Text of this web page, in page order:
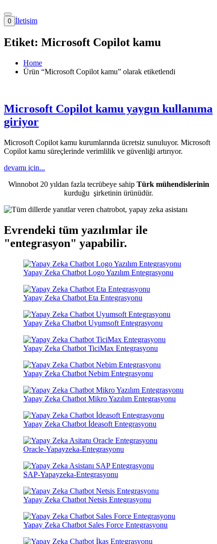
0 İletişim
Etiket: Microsoft Copilot kamu
Home
Ürün “Microsoft Copilot kamu” olarak etiketlendi
Microsoft Copilot kamu yaygın kullanıma
giriyor
Microsoft Copilot kamu kurumlarında ücretsiz sunuluyor. Microsoft
Copilot kamu süreçlerinde verimlilik ve güvenliği artırıyor.
devamı için...
Winnobot 20 yıldan fazla tecrübeye sahip Türk mühendislerinin
kurduğu şirketinin ürünüdür.
Evrendeki tüm yazılımlar ile
"entegrasyon" yapabilir.
Yapay Zeka Chatbot Logo Yazılım Entegrasyonu
Yapay Zeka Chatbot Eta Entegrasyonu
Yapay Zeka Chatbot Uyumsoft Entegrasyonu
Yapay Zeka Chatbot TiciMax Entegrasyonu
Yapay Zeka Chatbot Nebim Entegrasyonu
Yapay Zeka Chatbot Mikro Yazılım Entegrasyonu
Yapay Zeka Chatbot İdeasoft Entegrasyonu
Oracle-Yapayzeka-Entegrasyonu
SAP-Yapayzeka-Entegrasyonu
Yapay Zeka Chatbot Netsis Entegrasyonu
Yapay Zeka Chatbot Sales Force Entegrasyonu